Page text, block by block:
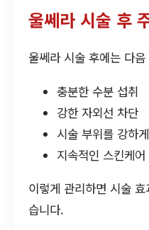
울쎄라 시술 후
울쎄라 시술 후에는 다
충분한 수분 섭취
강한 자외선 차단
시술 부위를 강하
지속적인 스킨케어
이렇게 관리하면 시술
습니다.